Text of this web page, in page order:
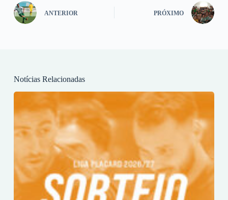
ANTERIOR PRÓXIMO
Notícias Relacionadas